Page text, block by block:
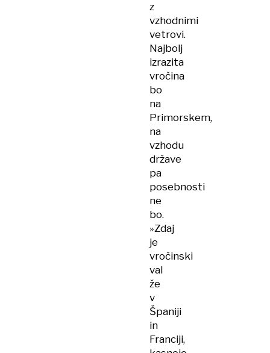
z
vzhodnimi
vetrovi.
Najbolj
izrazita
vročina
bo
na
Primorskem,
na
vzhodu
države
pa
posebnosti
ne
bo.
»Zdaj
je
vročinski
val
že
v
Španiji
in
Franciji,